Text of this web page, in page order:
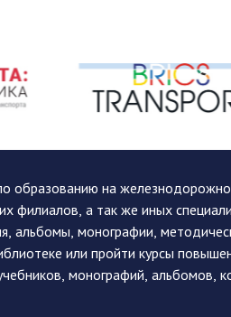
образованию на
их филиалов, а так же иных
альбомы, монографии,
или пройти курсы
монографий,